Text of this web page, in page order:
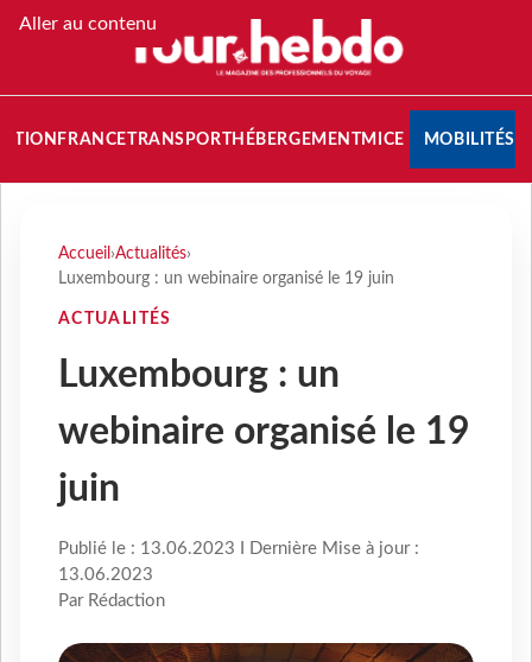
Aller au contenu
FRANCETRANSPORT HÉBERGEMENTMICE MOBILITÉS
Accueil ›Actualités›
Luxembourg : un webinaire organisé le 19 juin
ACTUALITÉS
Luxembourg : un
webinaire organisé le 19
juin
Publié le : 13.06.2023 I Dernière Mise à jour :
13.06.2023
Par Rédaction